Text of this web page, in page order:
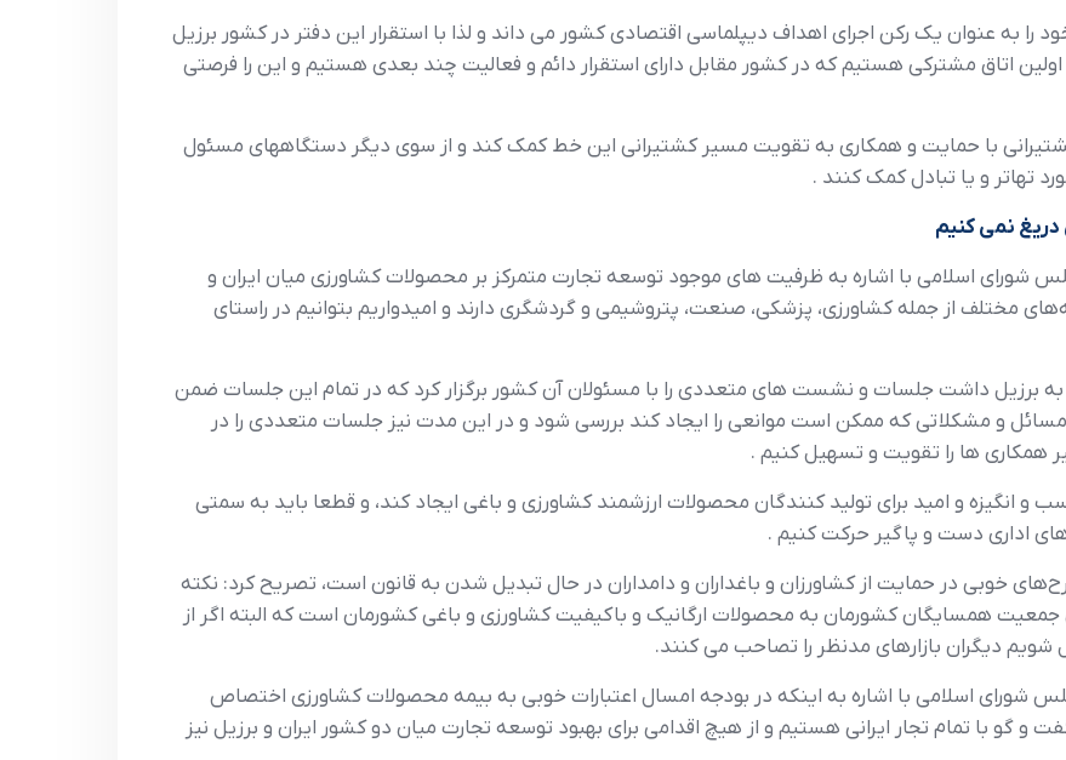
را به عنوان يک رکن اجراي اهداف ديپلماسي اقتصادي کشور مي داند و لذا با استقرار اين دفتر در کشور برزيل
اولين اتاق مشترکي هستيم که در کشور مقابل داراي استقرار دائم و فعاليت چند بعدي هستيم و اين را فرصتي
با حمايت و همکاري به تقويت مسير کشتيراني اين خط کمک کند و از سوي ديگر دستگاههاي مسئول
تهاتر و يا تبادل کمک کنند .
نمي کنيم
اسلامي با اشاره به ظرفيت هاي موجود توسعه تجارت متمرکز بر محصولات کشاورزي ميان ايران و
مختلف از جمله کشاورزي، پزشکي، صنعت، پتروشيمي و گردشگري دارند و اميدواريم بتوانيم در راستاي
برزيل داشت جلسات و نشست هاي متعددي را با مسئولان آن کشور برگزار کرد که در تمام اين جلسات ضمن
و مشکلاتي که ممکن است موانعي را ايجاد کند بررسي شود و در اين مدت نيز جلسات متعددي را در
همکاري ها را تقويت و تسهيل کنيم .
انگيزه و اميد براي توليد کنندگان محصولات ارزشمند کشاورزي و باغي ايجاد کند، و قطعا بايد به سمتي
اداري دست و پاگير حرکت کنيم .
خوبي در حمايت از کشاورزان و باغداران و دامداران در حال تبديل شدن به قانون است، تصريح کرد: نکته
اهميت علاقمندي بيش از 500 ميليون جمعيت همسايگان کشورمان به محصولات ارگانيک و باکيفيت کشاورزي و باغي کشورمان است که البته اگر از
شويم ديگران بازارهاي مدنظر را تصاحب مي کنند.
اسلامي با اشاره به اينکه در بودجه امسال اعتبارات خوبي به بيمه محصولات کشاورزي اختصاص
گو با تمام تجار ايراني هستيم و از هيچ اقدامي براي بهبود توسعه تجارت ميان دو کشور ايران و برزيل نيز